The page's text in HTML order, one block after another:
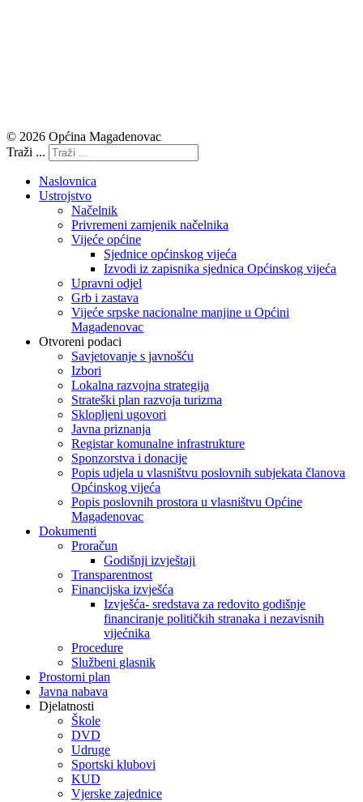
© 2026 Općina Magadenovac
Traži ...
Naslovnica
Ustrojstvo
Načelnik
Privremeni zamjenik načelnika
Vijeće općine
Sjednice općinskog vijeća
Izvodi iz zapisnika sjednica Općinskog vijeća
Upravni odjel
Grb i zastava
Vijeće srpske nacionalne manjine u Općini
Magadenovac
Otvoreni podaci
Savjetovanje s javnošću
Izbori
Lokalna razvojna strategija
Strateški plan razvoja turizma
Sklopljeni ugovori
Javna priznanja
Registar komunalne infrastrukture
Sponzorstva i donacije
Popis udjela u vlasništvu poslovnih subjekata članova
Općinskog vijeća
Popis poslovnih prostora u vlasništvu Općine
Magadenovac
Dokumenti
Proračun
Godišnji izvještaji
Transparentnost
Financijska izvješća
Izvješća- sredstava za redovito godišnje
financiranje političkih stranaka i nezavisnih
vijećnika
Procedure
Službeni glasnik
Prostorni plan
Javna nabava
Djelatnosti
Škole
DVD
Udruge
Sportski klubovi
KUD
Vjerske zajednice